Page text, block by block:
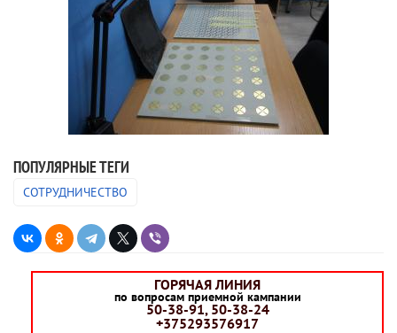
ПОПУЛЯРНЫЕ ТЕГИ
СОТРУДНИЧЕСТВО
ГОРЯЧАЯ ЛИНИЯ
по вопросам приемной кампании
50-38-91, 50-38-24
+375293576917